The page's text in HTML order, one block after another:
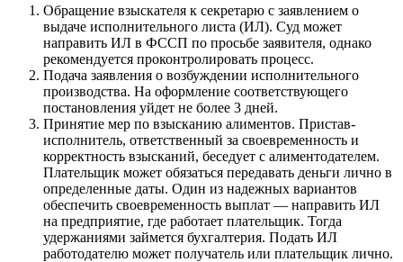
Обращение взыскателя к секретарю с заявлением о
выдаче исполнительного листа (ИЛ). Суд может
направить ИЛ в ФССП по просьбе заявителя, однако
рекомендуется проконтролировать процесс.
Подача заявления о возбуждении исполнительного
производства. На оформление соответствующего
постановления уйдет не более 3 дней.
Принятие мер по взысканию алиментов. Пристав-
исполнитель, ответственный за своевременность и
корректность взысканий, беседует с алиментодателем.
Плательщик может обязаться передавать деньги лично в
определенные даты. Один из надежных вариантов
обеспечить своевременность выплат — направить ИЛ
на предприятие, где работает плательщик. Тогда
удержаниями займется бухгалтерия. Подать ИЛ
работодателю может получатель или плательщик лично.